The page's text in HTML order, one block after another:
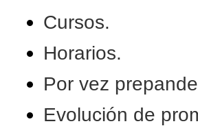
Cursos.
Horarios.
Por vez
Evolución de